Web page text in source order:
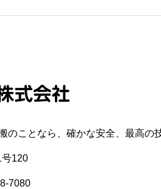
のことなら、確かな安全、最高の
120
7080